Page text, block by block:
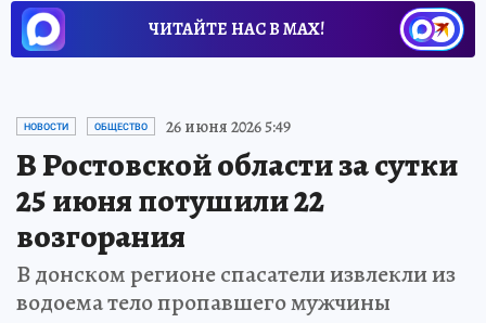
ЧИТАЙТЕ НАС В МАХ!
НОВОСТИ ОБЩЕСТВО 26 июня 2026 5:49
В Ростовской области за сутки
25 июня потушили 22
возгорания
В донском регионе спасатели извлекли из
водоема тело пропавшего мужчины